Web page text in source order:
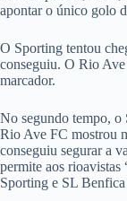
apontar o único golo
O Sporting tentou
conseguiu. O Rio
marcador.
No segundo tempo, o
Rio Ave FC mostrou
conseguiu segurar a
permite aos rioavistas
Sporting e SL